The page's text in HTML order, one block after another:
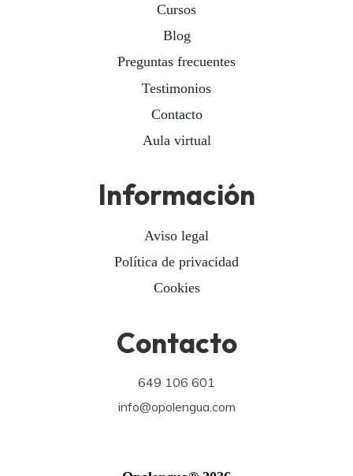
Cursos
Blog
Preguntas frecuentes
Testimonios
Contacto
Aula virtual
Información
Aviso legal
Política de privacidad
Cookies
Contacto
649 106 601
info@opolengua.com